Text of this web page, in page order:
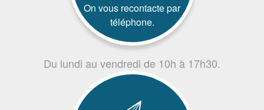
On vous recontacte par
téléphone.
Du lundi au vendredi de 10h à 17h30.